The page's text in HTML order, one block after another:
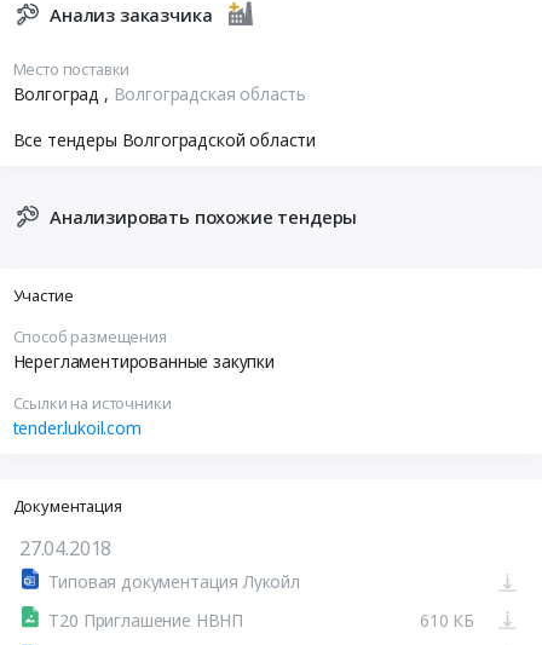
Анализ заказчика
Место поставки
Волгоград , Волгоградская область
Все тендеры Волгоградской области
Анализировать похожие тендеры
Участие
Способ размещения
Нерегламентированные закупки
Ссылки на источники
tender.lukoil.com
Документация
27.04.2018
Типовая документация Лукойл
Т20 Приглашение НВНП
610 КБ